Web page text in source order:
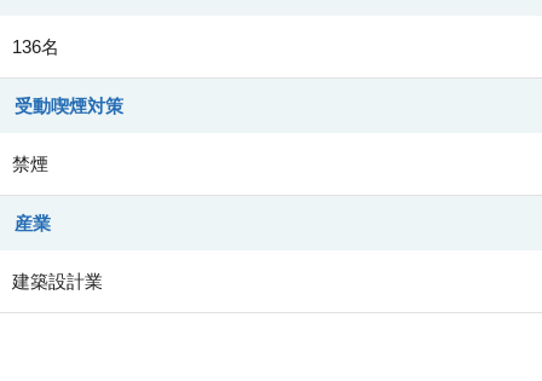
136名
受動喫煙対策
禁煙
産業
建築設計業